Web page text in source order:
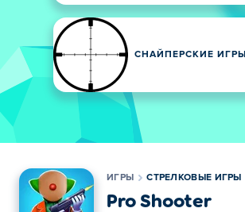
СНАЙПЕРСКИЕ ИГРЫ
ИГРЫ СТРЕЛКОВЫЕ ИГРЫ
Pro Shooter